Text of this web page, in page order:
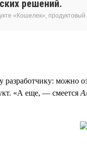
решений.
«Кошелек», продуктовый
можно
«А еще, — смеется